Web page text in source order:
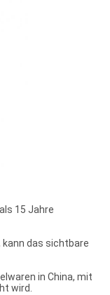
15 Jahre
kann das sichtbare
in China, mit
wird.